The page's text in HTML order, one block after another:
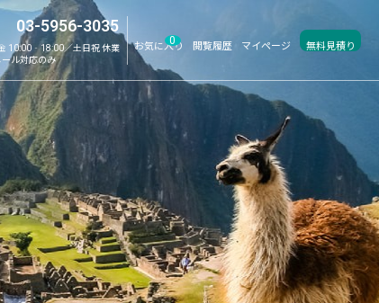
03-5956-3035
10:00‐18:00／土日祝 休業
ル対応のみ
お気に入り
0 閲覧履歴 マイページ 無料見積り